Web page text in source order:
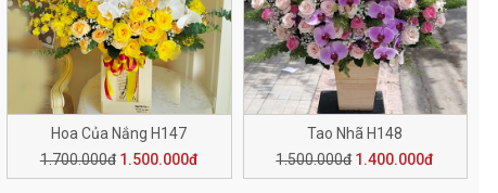
Hoa Của Nắng H147
1.700.000đ 1.500.000đ
Tao Nhã H148
1.500.000đ 1.400.000đ